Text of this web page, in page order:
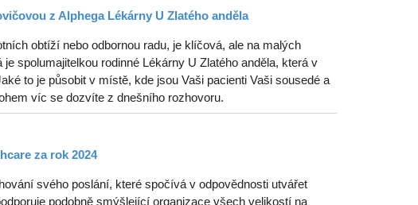
z Alphega Lékárny U Zlatého anděla
obtíží nebo odbornou radu, je klíčová, ale na malých
spolumajitelkou rodinné Lékárny U Zlatého anděla, která v
to je působit v místě, kde jsou Vaši pacienti Vaši sousedé a
víc se dozvíte z dnešního rozhovoru.
za rok 2024
svého poslání, které spočívá v odpovědnosti utvářet
podobně smýšlející organizace všech velikostí na